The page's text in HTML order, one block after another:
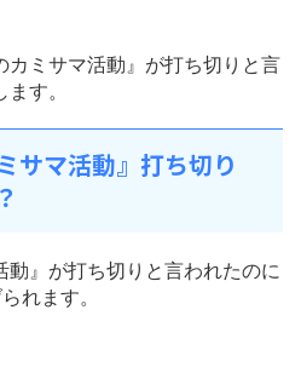
カミサマ活動』が打ち切りと言
す。
サマ活動』打ち切り
動』が打ち切りと言われたのに
れます。